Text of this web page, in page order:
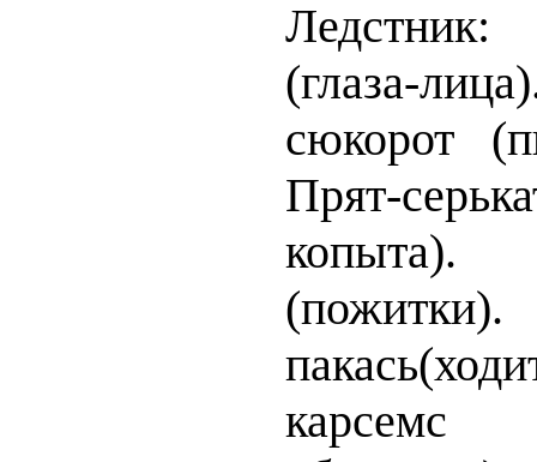
Ледстник:
(глаза-
сюкорот
Прят-
копыта).
карсемс